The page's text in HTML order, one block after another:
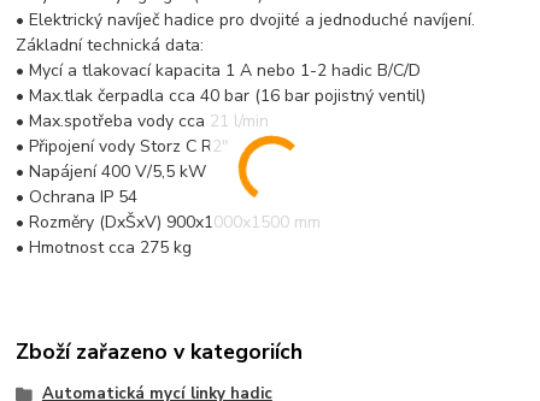
• Elektrický navíječ hadice pro dvojité a jednoduché navíjení.
Základní technická data:
• Mycí a tlakovací kapacita 1 A nebo 1-2 hadic B/C/D
• Max.tlak čerpadla cca 40 bar (16 bar pojistný ventil)
• Max.spotřeba vody cca 21 l/min
• Připojení vody Storz C R2"
• Napájení 400 V/5,5 kW
• Ochrana IP 54
• Rozměry (DxŠxV) 900x1000x1500 mm
• Hmotnost cca 275 kg
Zboží zařazeno v kategoriích
Automatická mycí linky hadic